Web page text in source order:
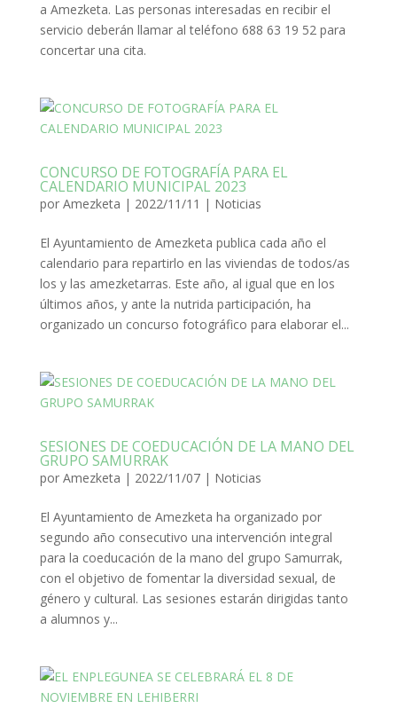
a Amezketa. Las personas interesadas en recibir el
servicio deberán llamar al teléfono 688 63 19 52 para
concertar una cita.
CONCURSO DE FOTOGRAFÍA PARA EL
CALENDARIO MUNICIPAL 2023
por Amezketa | 2022/11/11 | Noticias
El Ayuntamiento de Amezketa publica cada año el
calendario para repartirlo en las viviendas de todos/as
los y las amezketarras. Este año, al igual que en los
últimos años, y ante la nutrida participación, ha
organizado un concurso fotográfico para elaborar el...
SESIONES DE COEDUCACIÓN DE LA MANO DEL
GRUPO SAMURRAK
por Amezketa | 2022/11/07| Noticias
El Ayuntamiento de Amezketa ha organizado por
segundo año consecutivo una intervención integral
para la coeducación de la mano del grupo Samurrak,
con el objetivo de fomentar la diversidad sexual, de
género y cultural. Las sesiones estarán dirigidas tanto
a alumnos y...